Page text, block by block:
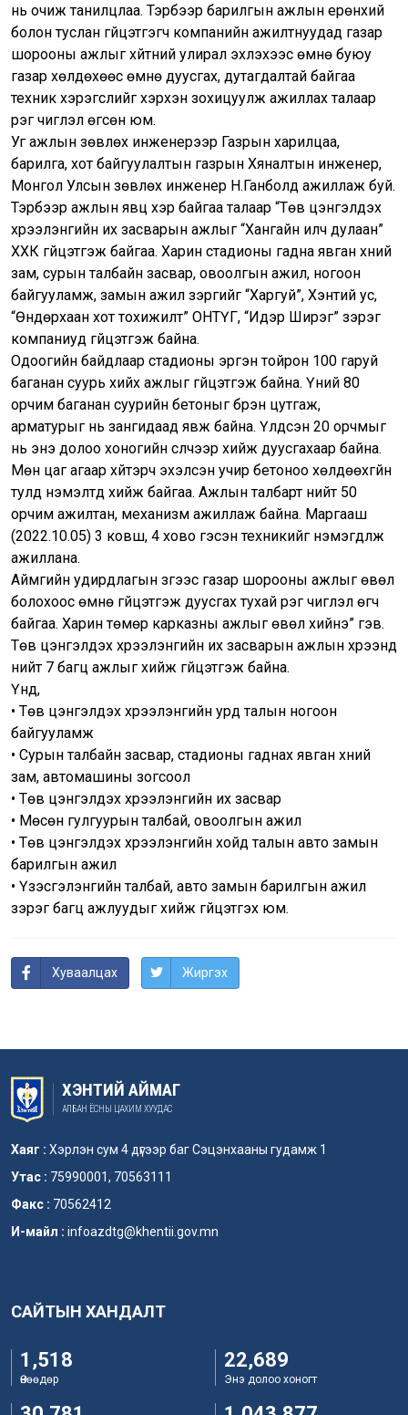
нь очиж танилцлаа. Тэрбээр барилгын ажлын ерөнхий
болон туслан гүйцэтгэгч компанийн ажилтнуудад газар
шорооны ажлыг хүйтний улирал эхлэхээс өмнө буюу
газар хөлдөхөөс өмнө дуусгах, дутагдалтай байгаа
техник хэрэгслийг хэрхэн зохицуулж ажиллах талаар
үүрэг чиглэл өгсөн юм.
Уг ажлын зөвлөх инженерээр Газрын харилцаа,
барилга, хот байгуулалтын газрын Хяналтын инженер,
Монгол Улсын зөвлөх инженер Н.Ганболд ажиллаж буй.
Тэрбээр ажлын явц хэр байгаа талаар “Төв цэнгэлдэх
хүрээлэнгийн их засварын ажлыг “Хангайн илч дулаан”
ХХК гүйцэтгэж байгаа. Харин стадионы гадна явган хүний
зам, сурын талбайн засвар, овоолгын ажил, ногоон
байгууламж, замын ажил зэргийг “Харгуй”, Хэнтий ус,
“Өндөрхаан хот тохижилт” ОНТҮГ, “Идэр Ширэгү” зэрэг
компаниуд гүйцэтгэж байна.
Одоогийн байдлаар стадионы эргэн тойрон 100 гаруй
баганан суурь хийх ажлыг гүйцэтгэж байна. Үүний 80
орчим баганан суурийн бетоныг бүрэн цутгаж,
арматурыг нь зангидаад явж байна. Үлдсэн 20 орчмыг
нь энэ долоо хоногийн сүүлчээр хийж дуусгахаар байна.
Мөн цаг агаар хүйтэрч эхэлсэн учир бетоноо хөлдөөхгүйн
тулд нэмэлтүүд хийж байгаа. Ажлын талбарт нийт 50
орчим ажилтан, механизм ажиллаж байна. Маргааш
(2022.10.05) 3 ковш, 4 хово гэсэн техникийг нэмэгдүүлж
ажиллана.
Аймгийн удирдлагын зүгээс газар шорооны ажлыг өвөл
болохоос өмнө гүйцэтгэж дуусгах тухай үүрэг чиглэл өгч
байгаа. Харин төмөр карказны ажлыг өвөл хийнэ” гэв.
Төв цэнгэлдэх хүрээлэнгийн их засварын ажлын хүрээнд
нийт 7 багц ажлыг хийж гүйцэтгэж байна.
Үүнд,
• Төв цэнгэлдэх хүрээлэнгийн урд талын ногоон
байгууламж
• Сурын талбайн засвар, стадионы гаднах явган хүний
зам, автомашины зогсоол
• Төв цэнгэлдэх хүрээлэнгийн их засвар
• Мөсөн гулгуурын талбай, овоолгын ажил
• Төв цэнгэлдэх хүрээлэнгийн хойд талын авто замын
барилгын ажил
• Үзэсгэлэнгийн талбай, авто замын барилгын ажил
зэрэг багц ажлуудыг хийж гүйцэтгэх юм.
Хуваалцах Жиргэх
ХЭНТИЙ АЙМАГ
АЛБАН ЁСНЫ ЦАХИМ ХУУДАС
Хаяг : Хэрлэн сум 4 дүгээр баг Сэцэнхааны гудамж 1
Утас : 75990001, 70563111
Факс : 70562412
И-майл : infoazdtg@khentii.gov.mn
САЙТЫН ХАНДАЛТ
1,518
Өнөөдөр
22,689
Энэ долоо хоногт